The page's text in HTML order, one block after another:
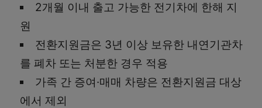
2개월 이내 출고 가능한 전기차에 한해 지
원
전환지원금은 3년 이상 보유한 내연기관차
를 폐차 또는 처분한 경우 적용
가족 간 증여·매매 차량은 전환지원금 대상
에서 제외